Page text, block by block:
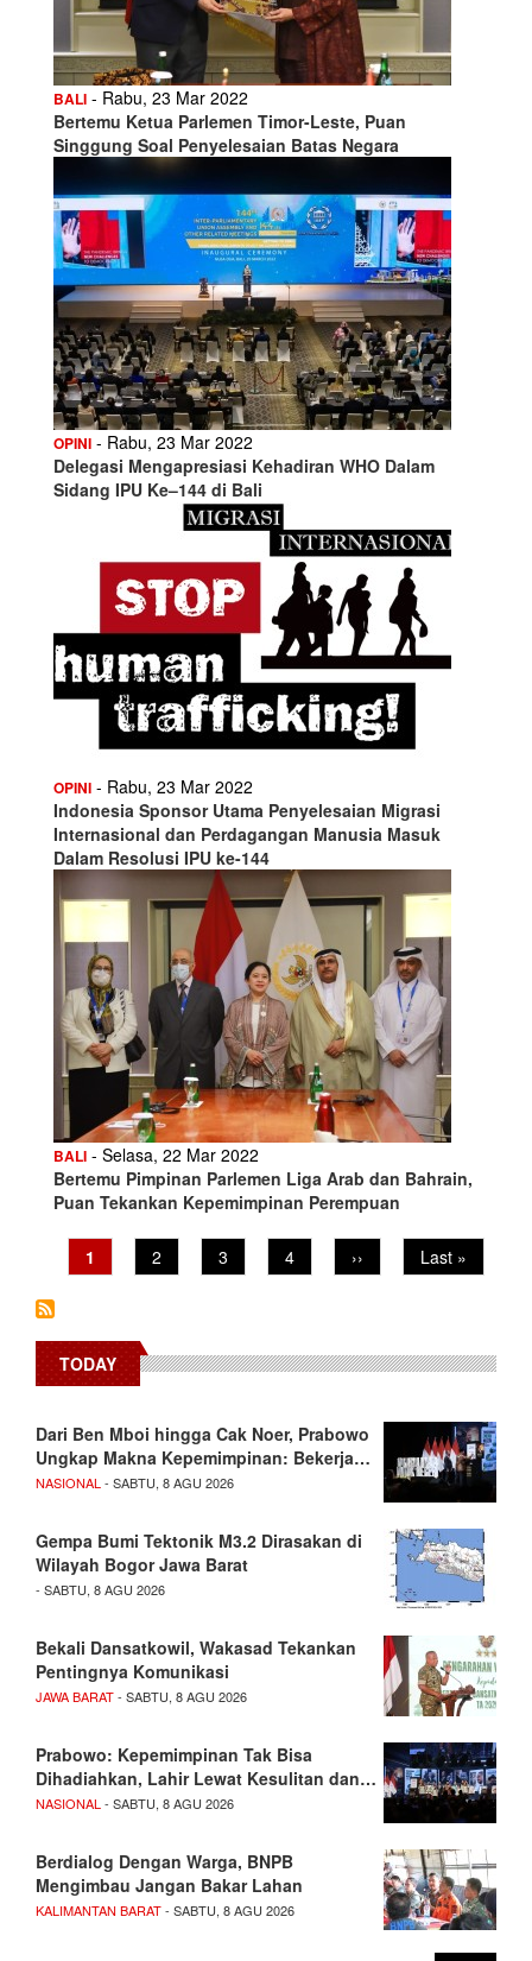
BALI - Rabu, 23 Mar 2022
Bertemu Ketua Parlemen Timor-Leste, Puan
Singgung Soal Penyelesaian Batas Negara
OPINI - Rabu, 23 Mar 2022
Delegasi Mengapresiasi Kehadiran WHO Dalam
Sidang IPU Ke–144 di Bali
OPINI - Rabu, 23 Mar 2022
Indonesia Sponsor Utama Penyelesaian Migrasi
Internasional dan Perdagangan Manusia Masuk
Dalam Resolusi IPU ke-144
BALI - Selasa, 22 Mar 2022
Bertemu Pimpinan Parlemen Liga Arab dan Bahrain,
Puan Tekankan Kepemimpinan Perempuan
Pagination
Current
page
1 Page
2 Page
3 Page
4
Next
page
››
Last
page
Last »
TODAY
Dari Ben Mboi hingga Cak Noer, Prabowo
Ungkap Makna Kepemimpinan: Bekerja…
NASIONAL - SABTU, 8 AGU 2026
Gempa Bumi Tektonik M3.2 Dirasakan di
Wilayah Bogor Jawa Barat
- SABTU, 8 AGU 2026
Bekali Dansatkowil, Wakasad Tekankan
Pentingnya Komunikasi
JAWA BARAT- SABTU, 8 AGU 2026
Prabowo: Kepemimpinan Tak Bisa
Dihadiahkan, Lahir Lewat Kesulitan dan…
NASIONAL - SABTU, 8 AGU 2026
Berdialog Dengan Warga, BNPB
Mengimbau Jangan Bakar Lahan
KALIMANTAN BARAT- SABTU, 8 AGU 2026